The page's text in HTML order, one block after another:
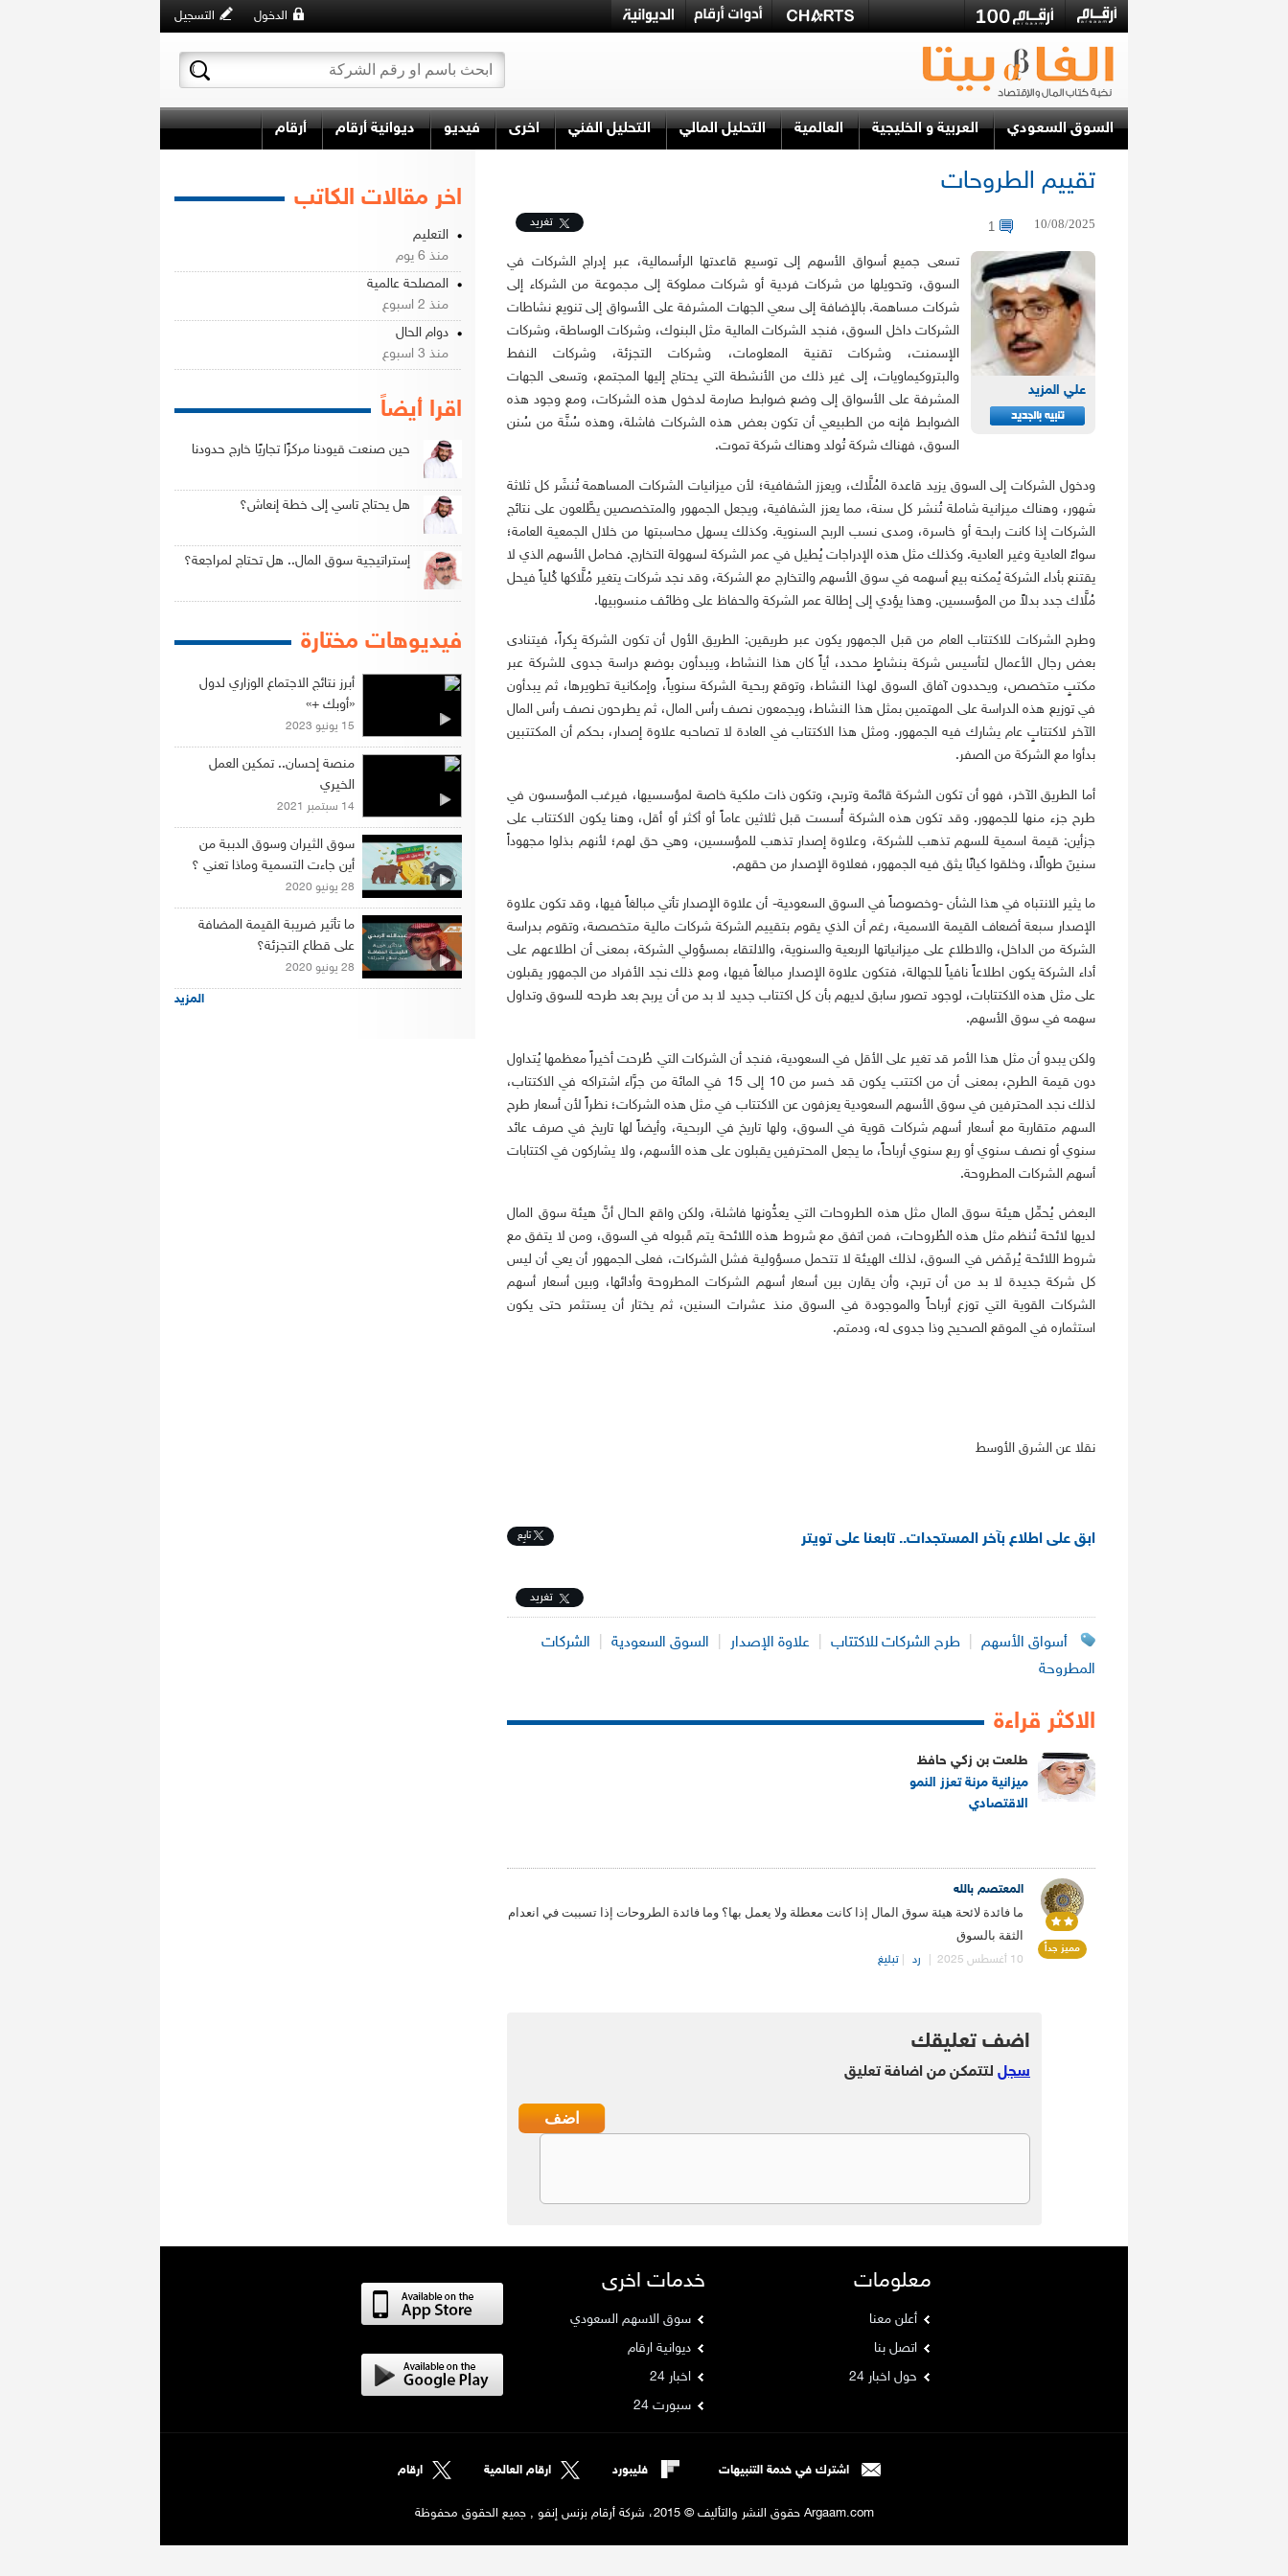
التسجيل الدخول
السوق السعودي العربية و الخليجية العالمية التحليل المالي التحليل الفني اخرى فيديو ديوانية أرقام أرقام
تقييم الطروحات
10/08/2025
1 تغريد
علي المزيد
تسعى جميع أسواق الأسهم إلى توسيع قاعدتها الرأسمالية، عبر إدراج الشركات في
السوق، وتحويلها من شركات فردية أو شركات مملوكة إلى مجموعة من الشركاء إلى
شركات مساهمة. بالإضافة إلى سعي الجهات المشرفة على الأسواق إلى تنويع نشاطات
الشركات داخل السوق، فنجد الشركات المالية مثل البنوك، وشركات الوساطة، وشركات
الإسمنت، وشركات تقنية المعلومات، وشركات التجزئة، وشركات النفط
والبتروكيماويات، إلى غير ذلك من الأنشطة التي يحتاج إليها المجتمع، وتسعى الجهات
المشرفة على الأسواق إلى وضع ضوابط صارمة لدخول هذه الشركات، ومع وجود هذه
الضوابط فإنه من الطبيعي أن تكون بعض هذه الشركات فاشلة، وهذه سُنَّة من سُنن
السوق، فهناك شركة تُولد وهناك شركة تموت.
ودخول الشركات إلى السوق يزيد قاعدة المُلَّاك، ويعزز الشفافية؛ لأن ميزانيات الشركات المساهمة تُنشَر كل ثلاثة
شهور، وهناك ميزانية شاملة تُنشر كل سنة، مما يعزز الشفافية، ويجعل الجمهور والمتخصصين يطَّلعون على نتائج
الشركات إذا كانت رابحة أو خاسرة، ومدى نسب الربح السنوية. وكذلك يسهل محاسبتها من خلال الجمعية العامة؛
سواءً العادية وغير العادية. وكذلك مثل هذه الإدراجات يُطيل في عمر الشركة لسهولة التخارج. فحامل الأسهم الذي لا
يقتنع بأداء الشركة يُمكنه بيع أسهمه في سوق الأسهم والتخارج مع الشركة، وقد نجد شركات يتغير مُلَّاكها كُلياً فيحل
مُلَّاك جدد بدلاً من المؤسسين. وهذا يؤدي إلى إطالة عمر الشركة والحفاظ على وظائف منسوبيها.
وطرح الشركات للاكتتاب العام من قبل الجمهور يكون عبر طريقين: الطريق الأول أن تكون الشركة بِكراً، فيتنادى
بعض رجال الأعمال لتأسيس شركة بنشاطٍ محدد، أياً كان هذا النشاط، ويبدأون بوضع دراسة جدوى للشركة عبر
مكتبٍ متخصص، ويحددون آفاق السوق لهذا النشاط، وتوقع ربحية الشركة سنوياً، وإمكانية تطويرها، ثم يبدأون
في توزيع هذه الدراسة على المهتمين بمثل هذا النشاط، ويجمعون نصف رأس المال، ثم يطرحون نصف رأس المال
الآخر لاكتتابٍ عام يشارك فيه الجمهور. ومثل هذا الاكتتاب في العادة لا تصاحبه علاوة إصدار، بحكم أن المكتتبين
بدأوا مع الشركة من الصفر.
أما الطريق الآخر، فهو أن تكون الشركة قائمة وتربح، وتكون ذات ملكية خاصة لمؤسسيها، فيرغب المؤسسون في
طرح جزء منها للجمهور. وقد تكون هذه الشركة أُسست قبل ثلاثين عاماً أو أكثر أو أقل، وهنا يكون الاكتتاب على
جزأين: قيمة اسمية للسهم تذهب للشركة، وعلاوة إصدار تذهب للمؤسسين، وهي حق لهم؛ لأنهم بذلوا مجهوداً
سنينَ طوالًا، وخلقوا كيانًا يثق فيه الجمهور، فعلاوة الإصدار من حقهم.
ما يثير الانتباه في هذا الشأن -وخصوصاً في السوق السعودية- أن علاوة الإصدار تأتي مبالغاً فيها، وقد تكون علاوة
الإصدار سبعة أضعاف القيمة الاسمية، رغم أن الذي يقوم بتقييم الشركة شركات مالية متخصصة، وتقوم بدراسة
الشركة من الداخل، والاطلاع على ميزانياتها الربعية والسنوية، والالتقاء بمسؤولي الشركة، بمعنى أن اطلاعهم على
أداء الشركة يكون اطلاعاً نافياً للجهالة، فتكون علاوة الإصدار مبالغاً فيها، ومع ذلك نجد الأفراد من الجمهور يقبلون
على مثل هذه الاكتتابات، لوجود تصور سابق لديهم بأن كل اكتتاب جديد لا بد من أن يربح بعد طرحه للسوق وتداول
سهمه في سوق الأسهم.
ولكن يبدو أن مثل هذا الأمر قد تغير على الأقل في السعودية، فنجد أن الشركات التي طُرحت أخيراً معظمها يُتداول
دون قيمة الطرح، بمعنى أن من اكتتب يكون قد خسر من 10 إلى 15 في المائة من جرَّاء اشتراكه في الاكتتاب،
لذلك نجد المحترفين في سوق الأسهم السعودية يعزفون عن الاكتتاب في مثل هذه الشركات؛ نظراً لأن أسعار طرح
السهم متقاربة مع أسعار أسهم شركات قوية في السوق، ولها تاريخ في الربحية، وأيضاً لها تاريخ في صرف عائد
سنوي أو نصف سنوي أو ربع سنوي أرباحاً، ما يجعل المحترفين يقبلون على هذه الأسهم، ولا يشاركون في اكتتابات
أسهم الشركات المطروحة.
البعض يُحمِّل هيئة سوق المال مثل هذه الطروحات التي يعدُّونها فاشلة، ولكن واقع الحال أنَّ هيئة سوق المال
لديها لائحة تُنظم مثل هذه الطُروحات، فمن اتفق مع شروط هذه اللائحة يتم قَبوله في السوق، ومن لا يتفق مع
شروط اللائحة يُرفَض في السوق، لذلك الهيئة لا تتحمل مسؤولية فشل الشركات، فعلى الجمهور أن يعي أن ليس
كل شركة جديدة لا بد من أن تربح، وأن يقارن بين أسعار أسهم الشركات المطروحة وأدائها، وبين أسعار أسهم
الشركات القوية التي توزع أرباحاً والموجودة في السوق منذ عشرات السنين، ثم يختار أن يستثمر حتى يكون
استثماره في الموقع الصحيح وذا جدوى له، ودمتم.
نقلا عن الشرق الأوسط
ابق على اطلاع بآخر المستجدات.. تابعنا على تويتر تابِع
تغريد
أسواق الأسهم طرح الشركات للاكتتاب علاوة الإصدار السوق السعودية
الشركات
المطروحة
الاكثر قراءة
طلعت بن زكي حافظ
ميزانية مرنة تعزز النمو
الاقتصادي
مميز جداً
المعتصم بالله
ما فائدة لائحة هيئة سوق المال إذا كانت معطلة ولا يعمل بها؟ وما فائدة الطروحات إذا تسببت في انعدام
الثقة بالسوق
10 أغسطس 2025 رد تبليغ
اضف تعليقك
سجل لتتمكن من اضافة تعليق
اخر مقالات الكاتب
التعليم
منذ 6 يوم
المصلحة عالمية
منذ 2 اسبوع
دوام الحال
منذ 3 اسبوع
اقرا أيضاً
حين صنعت قيودنا مركزًا تجاريًا خارج حدودنا
هل يحتاج تاسي إلى خطة إنعاش؟
إستراتيجية سوق المال.. هل تحتاج لمراجعة؟
فيديوهات مختارة
أبرز نتائج الاجتماع الوزاري لدول
«أوبك +»
15 يونيو 2023
منصة إحسان.. تمكين العمل
الخيري
14 سبتمبر 2021
سوق الثيران وسوق الدببة من
أين جاءت التسمية وماذا تعني ؟
28 يونيو 2020
ما تأثير ضريبة القيمة المضافة
على قطاع التجزئة؟
28 يونيو 2020
المزيد
معلومات
أعلن معنا
اتصل بنا
حول اخبار 24
خدمات اخرى
سوق الاسهم السعودي
ديوانية ارقام
اخبار 24
سبورت 24
ارقام ارقام العالمية فليبورد اشترك في خدمة التنبيهات
Argaam.com حقوق النشر والتأليف © 2015، شركة أرقام بزنس إنفو , جميع الحقوق محفوظة